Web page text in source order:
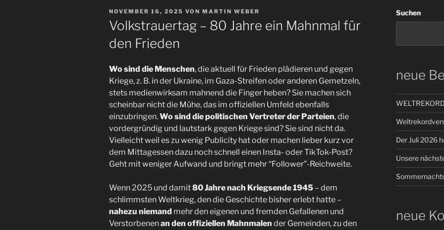
VERÖFFENTLICHT
AM
NOVEMBER 16, 2025 VON MARTIN WEBER
Volkstrauertag – 80 Jahre ein Mahnmal für
den Frieden
Wo sind die Menschen, die aktuell für Frieden plädieren und gegen
Kriege, z. B. in der Ukraine, im Gaza-Streifen oder anderen Gemetzeln,
stets medienwirksam mahnend die Finger heben? Sie machen sich
scheinbar nicht die Mühe, das im offiziellen Umfeld ebenfalls
einzubringen.Wo sind die politischen Vertreter der Parteien, die
vordergründig und lautstark gegen Kriege sind? Sie sind nicht da.
Vielleicht weil es zu wenig Publicity hat oder machen lieber kurz vor
dem Mittagessen dazu noch schnell einen Insta- oder TikTok-Post?
Geht mit weniger Aufwand und bringt mehr “Follower”-Reichweite.
Wenn 2025 und damit80 Jahre nach Kriegsende 1945 – dem
schlimmsten Weltkrieg, den die Geschichte bisher erlebt hatte –
nahezu niemand mehr den eigenen und fremden Gefallenen und
Verstorbenenan den offiziellen Mahnmalen der Gemeinden, zu den
Suchen
neue
Der Juli 2026
Unsere
neue